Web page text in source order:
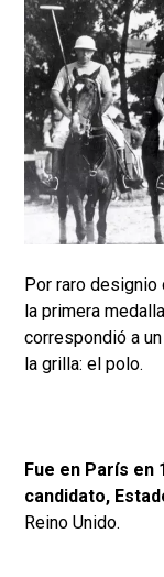
Por raro
la primera
correspondió a
la grilla: el polo.
Fue en París
candidato,
Reino Unido.